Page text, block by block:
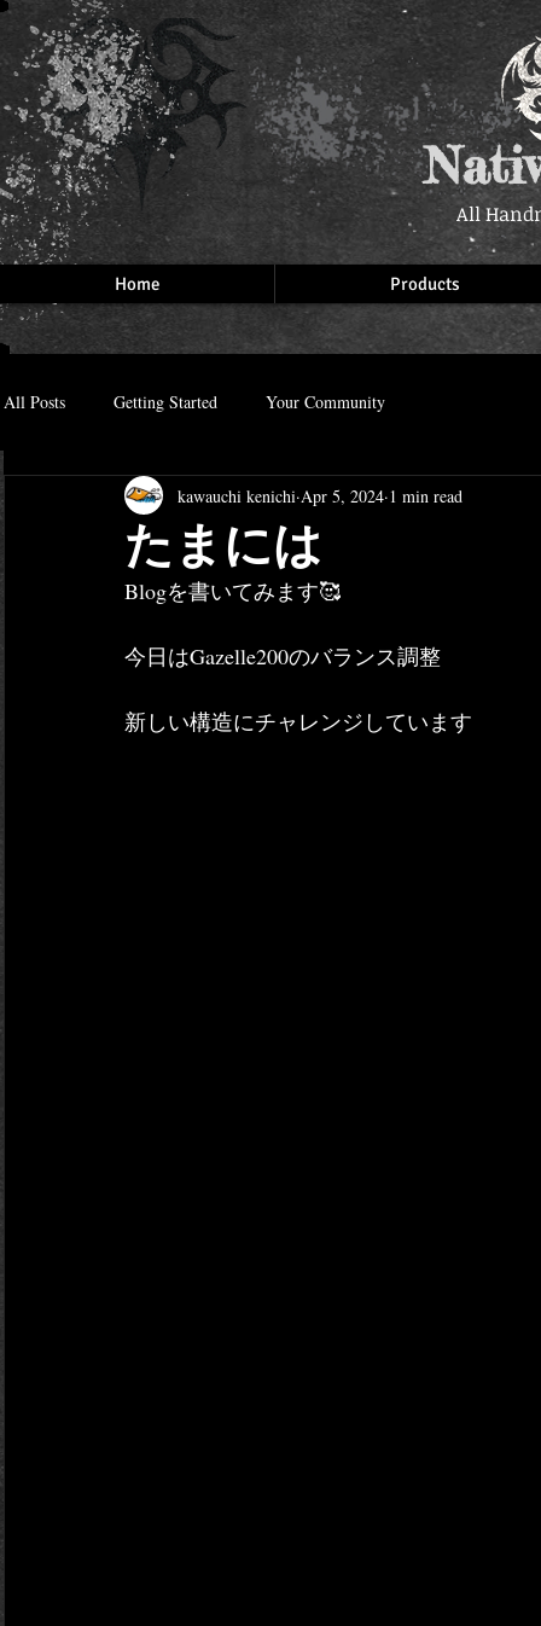
All
Home Products
All Posts Getting Started Your Community
たまには
kawauchi kenichi Apr 5, 2024 1 min read
Blogを書いてみます🥰
今日はGazelle200のバランス調整
新しい構造にチャレンジしています